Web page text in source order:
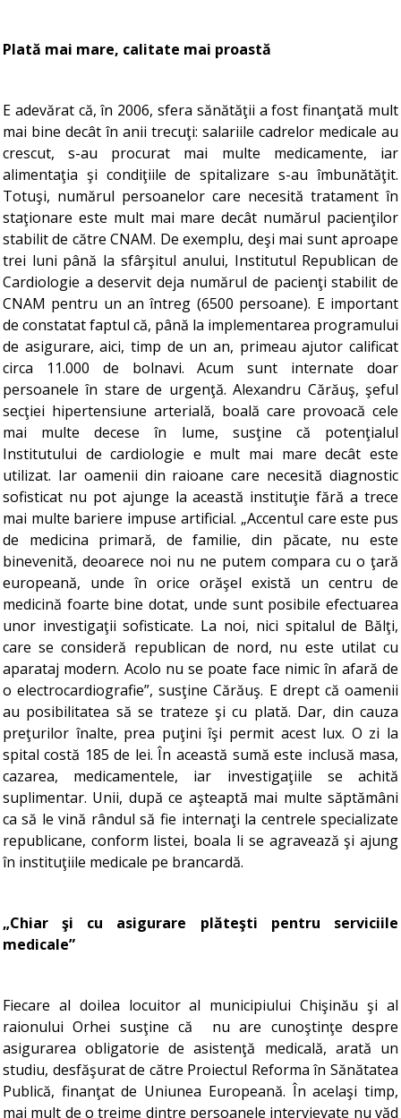
Plată mai mare, calitate mai proastă
E adevărat că, în 2006, sfera sănătăţii a fost finanţată mult
mai bine decât în anii trecuţi: salariile cadrelor medicale au
crescut, s-au procurat mai multe medicamente, iar
alimentaţia şi condiţiile de spitalizare s-au îmbunătăţit.
Totuşi, numărul persoanelor care necesită tratament în
staţionare este mult mai mare decât numărul pacienţilor
stabilit de către CNAM. De exemplu, deşi mai sunt aproape
trei luni până la sfârşitul anului, Institutul Republican de
Cardiologie a deservit deja numărul de pacienţi stabilit de
CNAM pentru un an întreg (6500 persoane). E important
de constatat faptul că, până la implementarea programului
de asigurare, aici, timp de un an, primeau ajutor calificat
circa 11.000 de bolnavi. Acum sunt internate doar
persoanele în stare de urgenţă. Alexandru Cărăuş, şeful
secţiei hipertensiune arterială, boală care provoacă cele
mai multe decese în lume, susţine că potenţialul
Institutului de cardiologie e mult mai mare decât este
utilizat. Iar oamenii din raioane care necesită diagnostic
sofisticat nu pot ajunge la această instituţie fără a trece
mai multe bariere impuse artificial. „Accentul care este pus
de medicina primară, de familie, din păcate, nu este
binevenită, deoarece noi nu ne putem compara cu o ţară
europeană, unde în orice orăşel există un centru de
medicină foarte bine dotat, unde sunt posibile efectuarea
unor investigaţii sofisticate. La noi, nici spitalul de Bălţi,
care se consideră republican de nord, nu este utilat cu
aparataj modern. Acolo nu se poate face nimic în afară de
o electrocardiografie”, susţine Cărăuş. E drept că oamenii
au posibilitatea să se trateze şi cu plată. Dar, din cauza
preţurilor înalte, prea puţini îşi permit acest lux. O zi la
spital costă 185 de lei. În această sumă este inclusă masa,
cazarea, medicamentele, iar investigaţiile se achită
suplimentar. Unii, după ce aşteaptă mai multe săptămâni
ca să le vină rândul să fie internaţi la centrele specializate
republicane, conform listei, boala li se agravează şi ajung
în instituţiile medicale pe brancardă.
„Chiar şi cu asigurare plăteşti pentru serviciile
medicale”
Fiecare al doilea locuitor al municipiului Chişinău şi al
raionului Orhei susţine că nu are cunoştinţe despre
asigurarea obligatorie de asistenţă medicală, arată un
studiu, desfăşurat de către Proiectul Reforma în Sănătatea
Publică, finanţat de Uniunea Europeană. În acelaşi timp,
mai mult de o treime dintre persoanele intervievate nu văd